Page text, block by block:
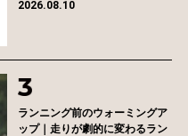
2026.08.10
ランニング前のウォーミングア
ップ｜走りが劇的に変わるラン